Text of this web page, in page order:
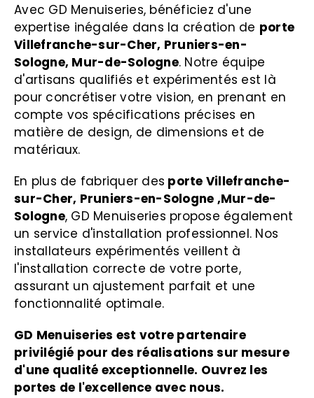
Avec GD Menuiseries, bénéficiez d'une
expertise inégalée dans la création de porte
Villefranche-sur-Cher, Pruniers-en-
Sologne, Mur-de-Sologne. Notre équipe
d'artisans qualifiés et expérimentés est là
pour concrétiser votre vision, en prenant en
compte vos spécifications précises en
matière de design, de dimensions et de
matériaux.
En plus de fabriquer des porte Villefranche-
sur-Cher, Pruniers-en-Sologne ,Mur-de-
Sologne, GD Menuiseries propose également
un service d'installation professionnel. Nos
installateurs expérimentés veillent à
l'installation correcte de votre porte,
assurant un ajustement parfait et une
fonctionnalité optimale.
GD Menuiseries est votre partenaire
privilégié pour des réalisations sur mesure
d'une qualité exceptionnelle. Ouvrez les
portes de l'excellence avec nous.